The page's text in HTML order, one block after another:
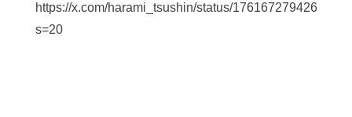
https://x.com/harami_tsushin/status/
s=20